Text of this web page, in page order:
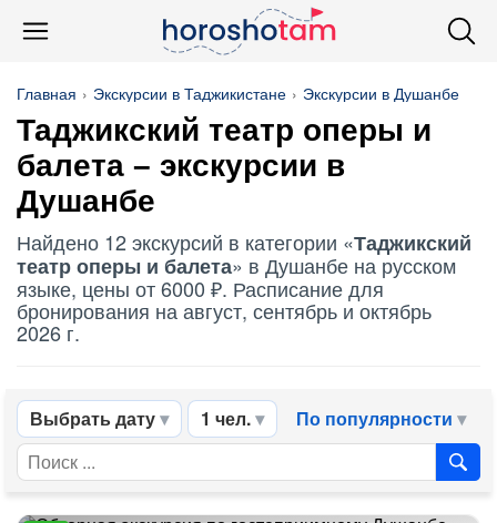
Главная Экскурсии в Таджикистане Экскурсии в Душанбе
Таджикский театр оперы и
балета – экскурсии в
Душанбе
Найдено 12 экскурсий в категории «Таджикский
театр оперы и балета» в Душанбе на русском
языке, цены от 6000 ₽. Расписание для
бронирования на август, сентябрь и октябрь
2026 г.
Выбрать дату 1 чел. По популярности